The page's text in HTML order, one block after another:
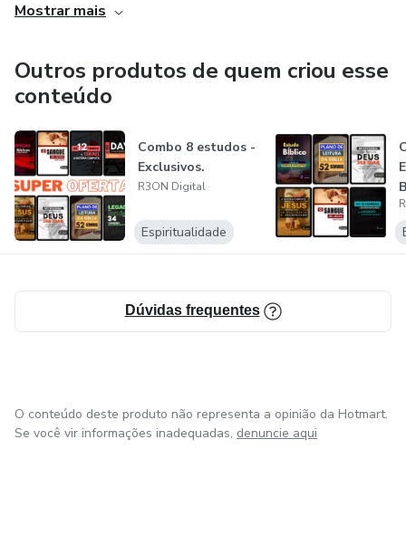
todos conhecerem um pouco mais deste lindo universo do
Agradecemos pelo carinho e confiança de todos os nossos
colaboradores.
Mostrar mais
Outros produtos de quem criou esse
conteúdo
Combo 8 estudos -
Exclusivos.
R3ON Digital
Espiritualidade
Dúvidas frequentes
O conteúdo deste produto não representa a opinião da Hotmart.
Se você vir informações inadequadas, denuncie aqui